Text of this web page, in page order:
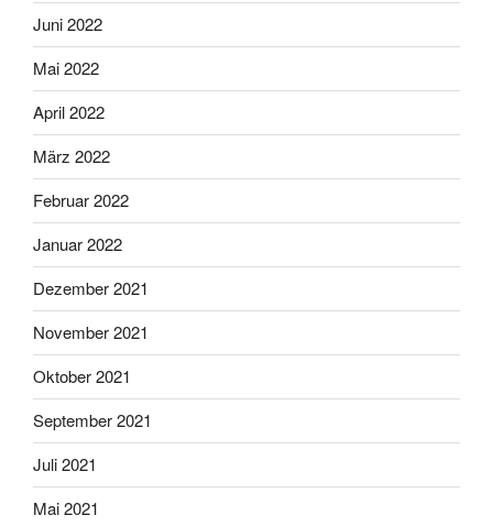
Juni 2022
Mai 2022
April 2022
März 2022
Februar 2022
Januar 2022
Dezember 2021
November 2021
Oktober 2021
September 2021
Juli 2021
Mai 2021